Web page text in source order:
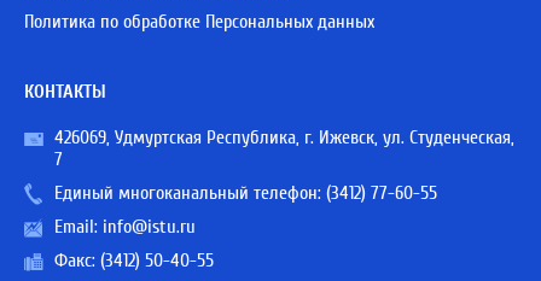
Политика по обработке Персональных данных
КОНТАКТЫ
426069, Удмуртская Республика, г. Ижевск, ул. Студенческая,
7
Единый многоканальный телефон: (3412) 77-60-55
Email: info@istu.ru
Факс: (3412) 50-40-55